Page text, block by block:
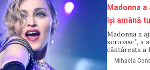
Madonna
își amână
Madonna a
serioase”, a
cântăreața a
de terapie
Mihaela